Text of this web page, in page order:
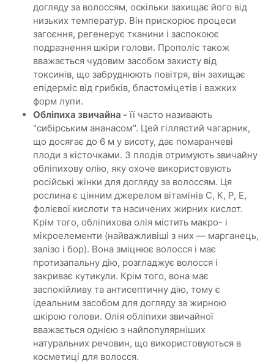
догляду за волоссям, оскільки захищає його від
низьких температур. Він прискорює процеси
загоєння, регенерує тканини і заспокоює
подразнення шкіри голови. Прополіс також
вважається чудовим засобом захисту від
токсинів, що забруднюють повітря, він захищає
епідерміс від грибків, бластоміцетів і важких
форм лупи.
Обліпиха звичайна - її часто називають
"сибірським ананасом". Цей гіллястий чагарник,
що досягає до 6 м у висоту, дає помаранчеві
плоди з кісточками. З плодів отримують звичайну
обліпихову олію, яку охоче використовують
російські жінки для догляду за волоссям. Ця
рослина є цінним джерелом вітамінів С, К, Р, Е,
фолієвої кислоти та насичених жирних кислот.
Крім того, обліпихова олія містить макро- і
мікроелементи (найважливіші з них — марганець,
залізо і бор). Вона зміцнює волосся і має
протизапальну дію, розгладжує волосся і
закриває кутикули. Крім того, вона має
заспокійливу та антисептичну дію, тому є
ідеальним засобом для догляду за жирною
шкірою голови. Олія обліпихи звичайної
вважається однією з найпопулярніших
натуральних речовин, що використовуються в
косметиці для волосся.